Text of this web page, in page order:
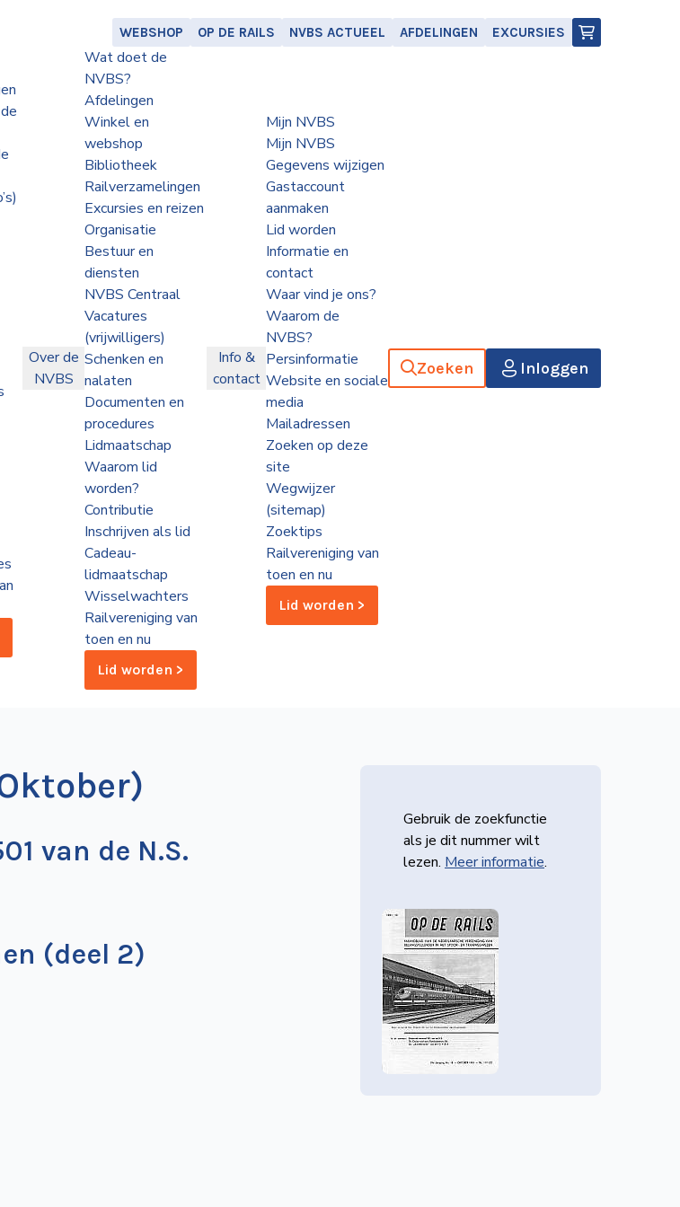
WEBSHOP OP DE RAILS NVBS ACTUEEL AFDELINGEN EXCURSIES
Over de
NVBS
Wat doet de
NVBS?
Afdelingen
Winkel en
webshop
Bibliotheek
Railverzamelingen
Excursies en reizen
Organisatie
Bestuur en
diensten
NVBS Centraal
Vacatures
(vrijwilligers)
Schenken en
nalaten
Documenten en
procedures
Lidmaatschap
Waarom lid
worden?
Contributie
Inschrijven als lid
Cadeau-
lidmaatschap
Wisselwachters
Railvereniging van
toen en nu
Lid worden >
Info &
contact
Mijn NVBS
Mijn NVBS
Gegevens wijzigen
Gastaccount
aanmaken
Lid worden
Informatie en
contact
Waar vind je ons?
Waarom de
NVBS?
Persinformatie
Website en sociale
media
Mailadressen
Zoeken op deze
site
Wegwijzer
(sitemap)
Zoektips
Railvereniging van
toen en nu
Lid worden >
Zoeken Inloggen
van de N.S.
(deel 2)
Gebruik de zoekfunctie
als je dit nummer wilt
lezen. Meer informatie.